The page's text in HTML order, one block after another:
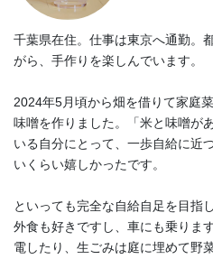
千葉県在住。仕事は東京へ通勤。
がら、手作りを楽しんでいます。
2024年5月頃から畑を借りて家庭
味噌を作りました。「米と味噌が
いる自分にとって、一歩自給に近
いくらい嬉しかったです。
といっても完全な自給自足を目指
外食も好きですし、車にも乗りま
電したり、生ごみは庭に埋めて野